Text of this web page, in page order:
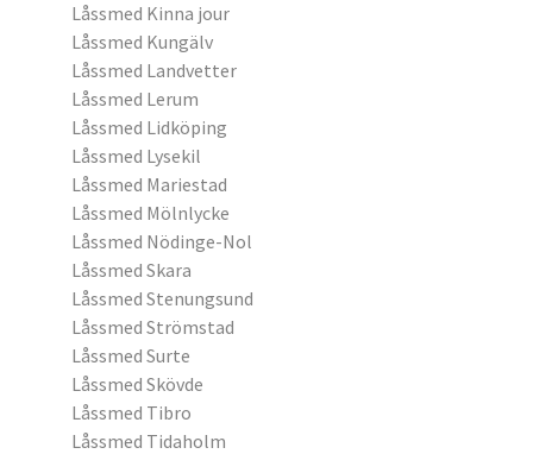
Låssmed Kinna jour
Låssmed Kungälv
Låssmed Landvetter
Låssmed Lerum
Låssmed Lidköping
Låssmed Lysekil
Låssmed Mariestad
Låssmed Mölnlycke
Låssmed Nödinge-Nol
Låssmed Skara
Låssmed Stenungsund
Låssmed Strömstad
Låssmed Surte
Låssmed Skövde
Låssmed Tibro
Låssmed Tidaholm